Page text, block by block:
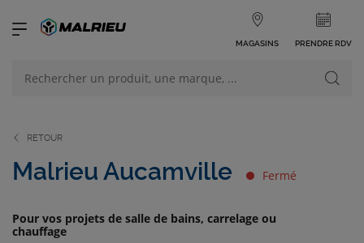
MAGASINS PRENDRE RDV
NOS PRODUITS
NOS CATÉGORIES
RETOUR
Malrieu Aucamville Fermé
Pour vos projets de salle de bains, carrelage ou
chauffage